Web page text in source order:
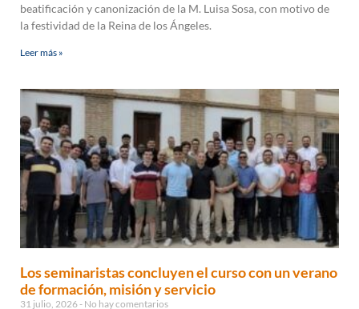
beatificación y canonización de la M. Luisa Sosa, con motivo de
la festividad de la Reina de los Ángeles.
Leer más »
Los seminaristas concluyen el curso con un verano
de formación, misión y servicio
31 julio, 2026 No hay comentarios